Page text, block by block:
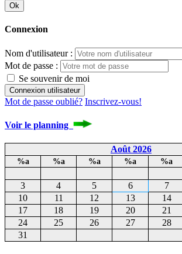
Ok
Connexion
Nom d'utilisateur :
Mot de passe :
Se souvenir de moi
Mot de passe oublié? Inscrivez-vous!
Voir le planning
Août 2026
%a %a %a %a %a
3
4 5 6 7
10
11 12 13 14
17
18 19 20 21
24
25 26 27 28
31